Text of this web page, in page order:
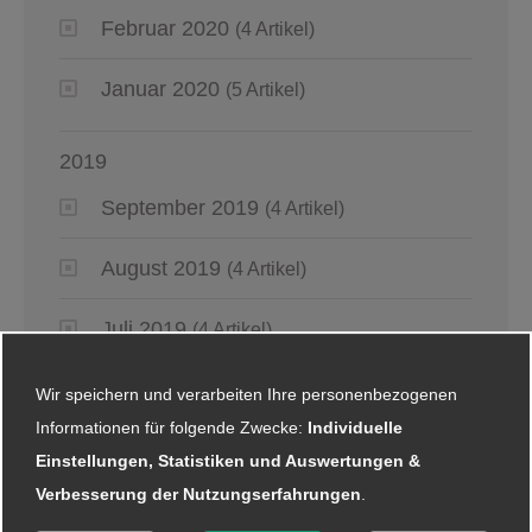
Februar 2020 (4 Artikel)
Januar 2020 (5 Artikel)
2019
September 2019 (4 Artikel)
August 2019 (4 Artikel)
Juli 2019 (4 Artikel)
Juni 2019 (6 Artikel)
Mai 2019 (2 Artikel)
April 2019
Wir speichern und verarbeiten Ihre personenbezogenen
Informationen für folgende Zwecke: Individuelle
Einstellungen, Statistiken und Auswertungen &
Verbesserung der Nutzungserfahrungen.